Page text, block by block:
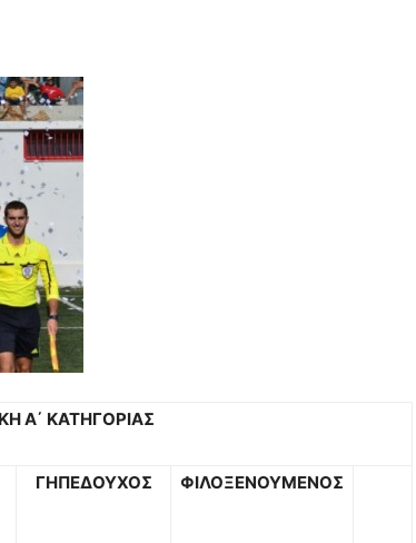
Α΄ ΚΑΤΗΓΟΡΙΑΣ
ΓΗΠΕΔΟΥΧΟΣ ΦΙΛΟΞΕΝΟΥΜΕΝΟΣ